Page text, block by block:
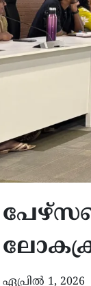
ഏപ്രിൽ 1, 2026